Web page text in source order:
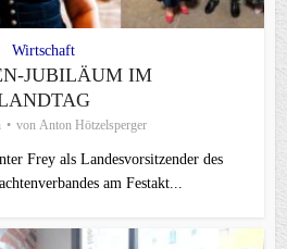
Wirtschaft
JUBILÄUM IM
von Anton Hötzelsperger
Frey als Landesvorsitzender des
am Festakt...